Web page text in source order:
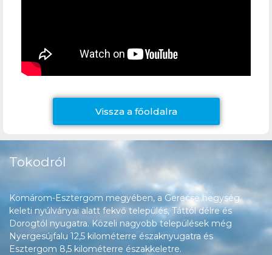
Vissza a főoldalra
Tokodról
Komárom-Esztergom megyében, a Gerecse hegység
keleti nyúlványai alatt fekvő település, Táttól délre és
Dorogtól nyugatra. Közeli nagyobb települések még
Nyergesújfalu 12,5 kilométerre északnyugatra és
Esztergom 8,5 kilométerre északkeletre.